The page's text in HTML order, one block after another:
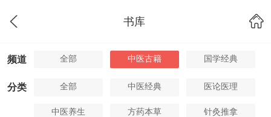
书库
频道 全部 中医古籍 国学经典
分类 全部 中医经典 医论医理
中医养生 方药本草 针灸推拿